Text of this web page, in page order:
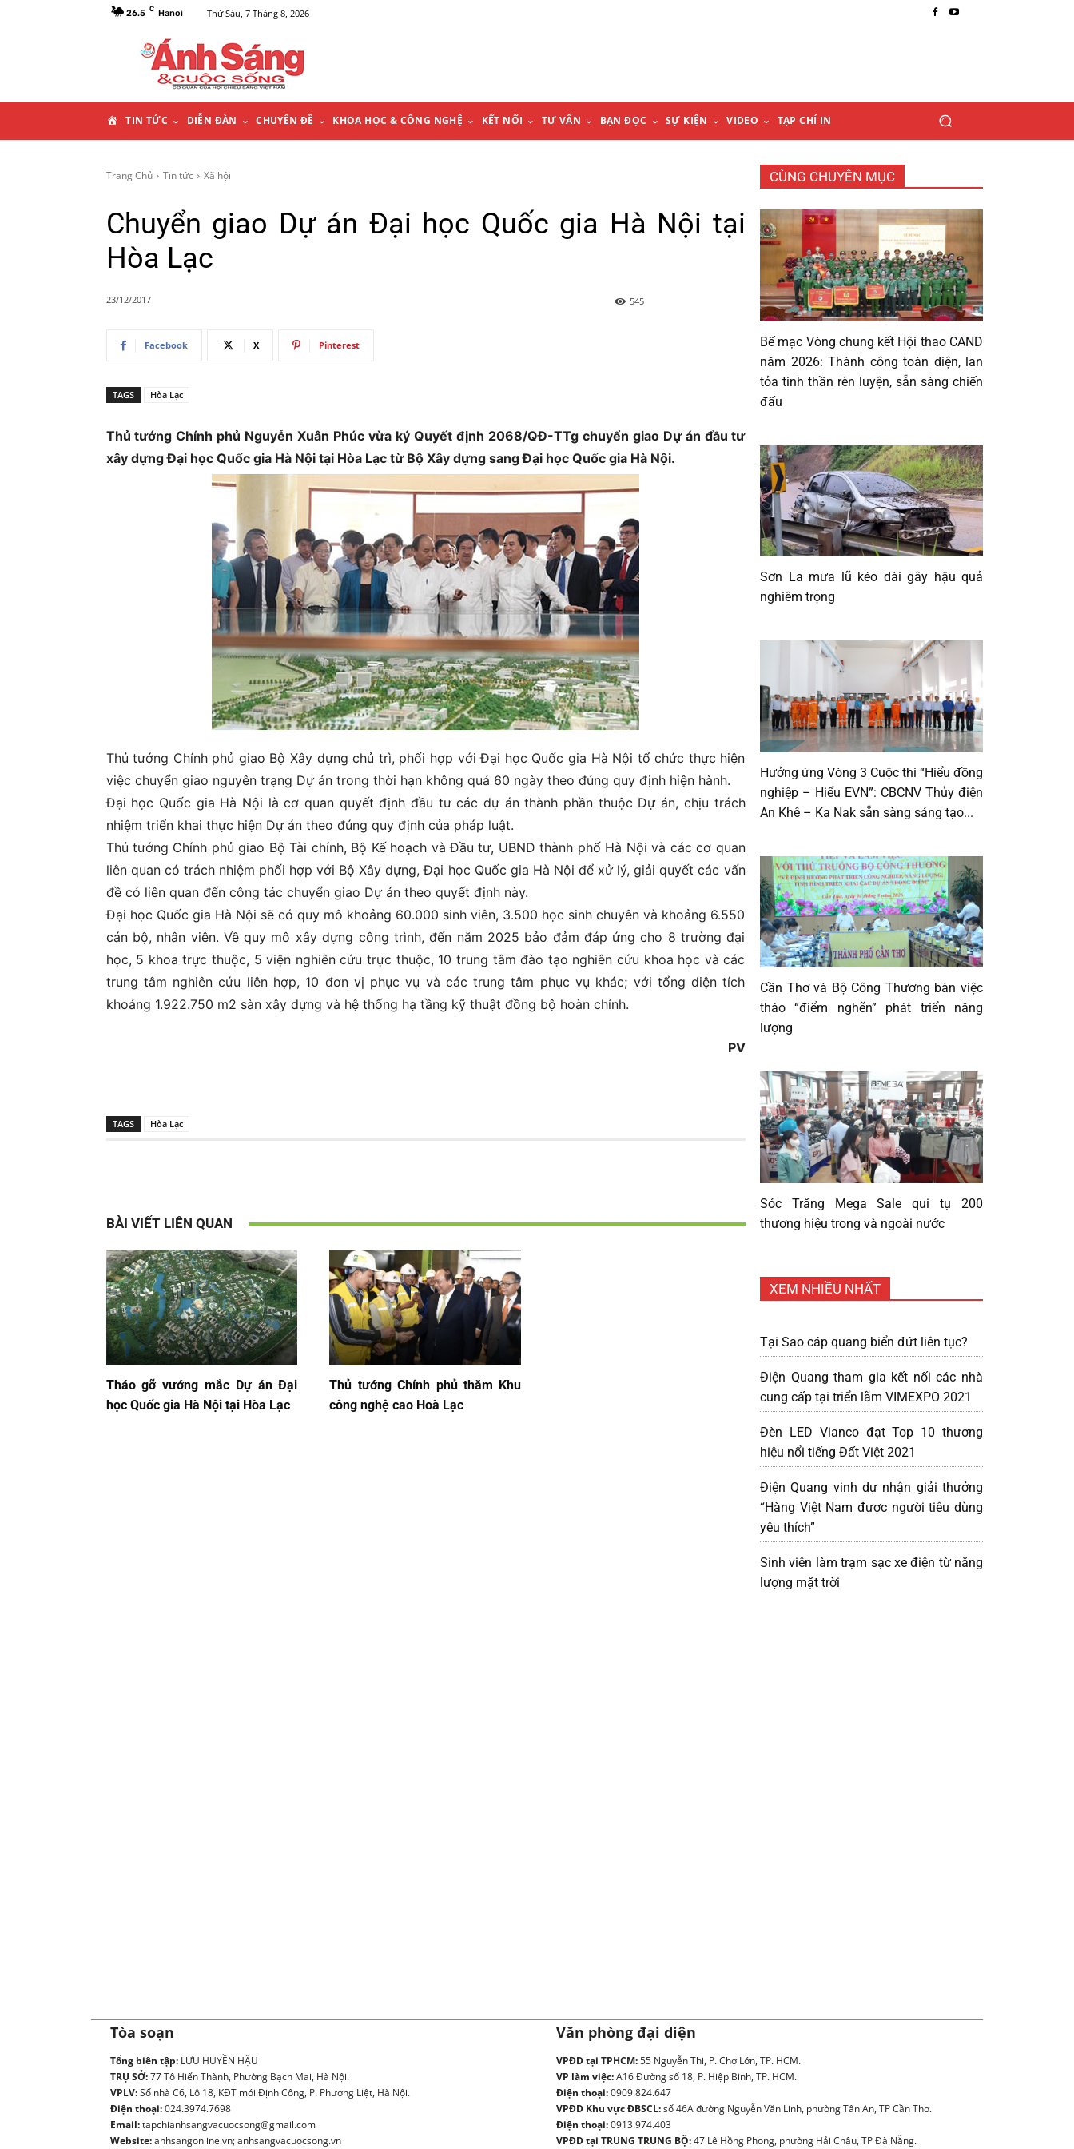
26.5 C Hanoi Thứ Sáu, 7 Tháng 8, 2026
N
H
Ủ
TIN TỨC DIỄN ĐÀN CHUYÊN ĐỀ KHOA HỌC & CÔNG NGHỆ KẾT NỐI TƯ VẤN BẠN ĐỌC SỰ KIỆN VIDEO TẠP CHÍ IN
Trang Chủ Tin tức Xã hội
Chuyển giao Dự án Đại học Quốc gia Hà Nội tại
Hòa Lạc
23/12/2017 545
Facebook X Pinterest
TAGS Hòa Lạc
Thủ tướng Chính phủ Nguyễn Xuân Phúc vừa ký Quyết định 2068/QĐ-TTg chuyển giao Dự án đầu tư
xây dựng Đại học Quốc gia Hà Nội tại Hòa Lạc từ Bộ Xây dựng sang Đại học Quốc gia Hà Nội.
Thủ tướng Chính phủ giao Bộ Xây dựng chủ trì, phối hợp với Đại học Quốc gia Hà Nội tổ chức thực hiện
việc chuyển giao nguyên trạng Dự án trong thời hạn không quá 60 ngày theo đúng quy định hiện hành.
Đại học Quốc gia Hà Nội là cơ quan quyết định đầu tư các dự án thành phần thuộc Dự án, chịu trách
nhiệm triển khai thực hiện Dự án theo đúng quy định của pháp luật.
Thủ tướng Chính phủ giao Bộ Tài chính, Bộ Kế hoạch và Đầu tư, UBND thành phố Hà Nội và các cơ quan
liên quan có trách nhiệm phối hợp với Bộ Xây dựng, Đại học Quốc gia Hà Nội để xử lý, giải quyết các vấn
đề có liên quan đến công tác chuyển giao Dự án theo quyết định này.
Đại học Quốc gia Hà Nội sẽ có quy mô khoảng 60.000 sinh viên, 3.500 học sinh chuyên và khoảng 6.550
cán bộ, nhân viên. Về quy mô xây dựng công trình, đến năm 2025 bảo đảm đáp ứng cho 8 trường đại
học, 5 khoa trực thuộc, 5 viện nghiên cứu trực thuộc, 10 trung tâm đào tạo nghiên cứu khoa học và các
trung tâm nghiên cứu liên hợp, 10 đơn vị phục vụ và các trung tâm phục vụ khác; với tổng diện tích
khoảng 1.922.750 m2 sàn xây dựng và hệ thống hạ tầng kỹ thuật đồng bộ hoàn chỉnh.
PV
TAGS Hòa Lạc
BÀI VIẾT LIÊN QUAN
Tháo gỡ vướng mắc Dự án Đại
học Quốc gia Hà Nội tại Hòa Lạc
Thủ tướng Chính phủ thăm Khu
công nghệ cao Hoà Lạc
CÙNG CHUYÊN MỤC
Bế mạc Vòng chung kết Hội thao CAND
năm 2026: Thành công toàn diện, lan
tỏa tinh thần rèn luyện, sẵn sàng chiến
đấu
Sơn La mưa lũ kéo dài gây hậu quả
nghiêm trọng
Hưởng ứng Vòng 3 Cuộc thi “Hiểu đồng
nghiệp – Hiểu EVN”: CBCNV Thủy điện
An Khê – Ka Nak sẵn sàng sáng tạo...
Cần Thơ và Bộ Công Thương bàn việc
tháo “điểm nghẽn” phát triển năng
lượng
Sóc Trăng Mega Sale qui tụ 200
thương hiệu trong và ngoài nước
XEM NHIỀU NHẤT
Tại Sao cáp quang biển đứt liên tục?
Điện Quang tham gia kết nối các nhà
cung cấp tại triển lãm VIMEXPO 2021
Đèn LED Vianco đạt Top 10 thương
hiệu nổi tiếng Đất Việt 2021
Điện Quang vinh dự nhận giải thưởng
“Hàng Việt Nam được người tiêu dùng
yêu thích”
Sinh viên làm trạm sạc xe điện từ năng
lượng mặt trời
Tòa soạn
Tổng biên tập: LƯU HUYỀN HẬU
TRỤ SỞ:77 Tô Hiến Thành, Phường Bạch Mai, Hà Nội.
VPLV:Số nhà C6, Lô 18, KĐT mới Định Công, P. Phương Liệt, Hà Nội.
Điện thoại:024.3974.7698
Email:tapchianhsangvacuocsong@gmail.com
Website:anhsangonline.vn; anhsangvacuocsong.vn
Văn phòng đại diện
VPĐD tại TPHCM:55 Nguyễn Thi, P. Chợ Lớn, TP. HCM.
VP làm việc:A16 Đường số 18, P. Hiệp Bình, TP. HCM.
Điện thoại:0909.824.647
VPĐD Khu vực ĐBSCL:số 46A đường Nguyễn Văn Linh, phường Tân An, TP Cần Thơ.
Điện thoại:0913.974.403
VPĐD tại TRUNG TRUNG BỘ:47 Lê Hồng Phong, phường Hải Châu, TP Đà Nẵng.